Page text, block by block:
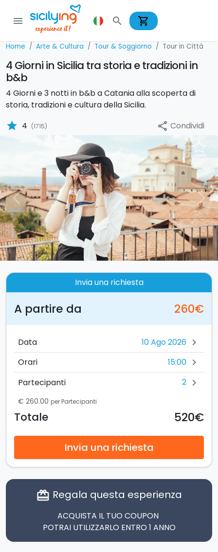
menu search shopping_cart
Home Arte & Cultura Tour & Soggiorno Tour in Città
4 Giorni in Sicilia tra storia e tradizioni in
b&b
4 Giorni e 3 notti in b&b a Catania alla scoperta di
storia, tradizioni e cultura della Sicilia.
star 4 (1715) share Condividi
Previous Next
Invia una richiesta
A partire da 260€
Data chevron_right
Orari 15:00 chevron_right
Partecipanti 2 chevron_right
€ 260.00 per Partecipanti
Totale 520€
Invia una richiesta
card_giftcard Regala questa esperienza
ACQUISTA IL TUO COUPON
POTRAI UTILIZZARLO ENTRO 1 ANNO